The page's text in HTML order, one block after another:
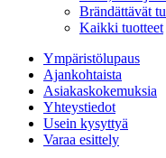
Brändättävät
Kaikki tuotteet
Ympäristölupaus
Ajankohtaista
Asiakaskokemuksia
Yhteystiedot
Usein kysyttyä
Varaa esittely